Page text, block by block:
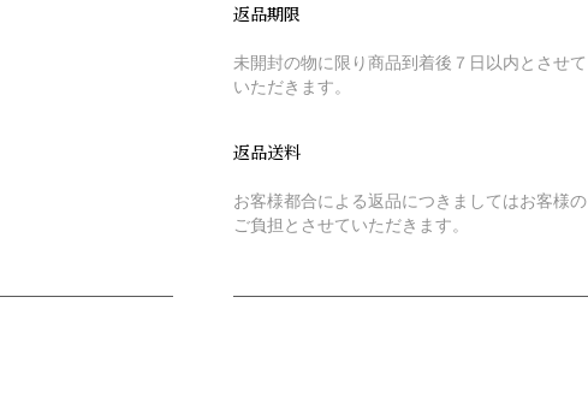
返品期限
未開封の物に限り商品到着後７日以内とさせて
いただきます。
返品送料
お客様都合による返品につきましてはお客様の
ご負担とさせていただきます。